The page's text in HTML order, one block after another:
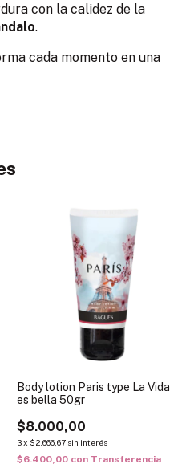
con la calidez de la
.
cada momento en una
Body lotion Paris type La Vida
es bella 50gr
$8.000,00
3x $2.666,67 sin interés
$6.400,00 con Transferencia